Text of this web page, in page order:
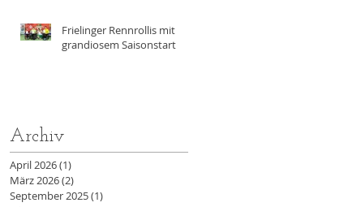
Angeles
Frielinger Rennrollis mit
grandiosem Saisonstart
Archiv
April 2026(1)
März 2026(2)
September 2025(1)